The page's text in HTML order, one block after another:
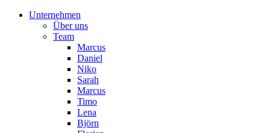
Unternehmen
Über uns
Team
Marcus
Daniel
Niko
Sarah
Marcus
Timo
Lena
Björn